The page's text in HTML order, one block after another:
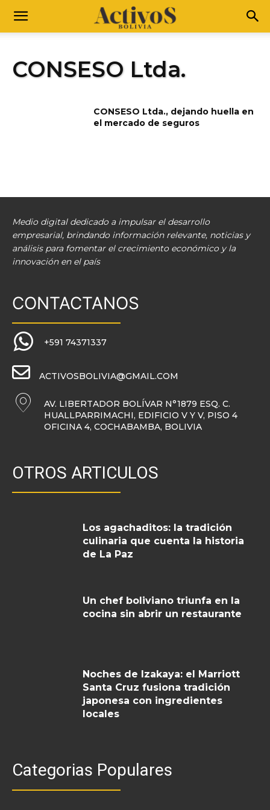
CONSESO Ltda.
CONSESO Ltda., dejando huella en
el mercado de seguros
Medio digital dedicado a impulsar el desarrollo
empresarial, brindando información relevante, noticias y
análisis para fomentar el crecimiento económico y la
innovación en el país
CONTACTANOS
+591 74371337
ACTIVOSBOLIVIA@GMAIL.COM
AV. LIBERTADOR BOLÍVAR N°1879 ESQ. C.
HUALLPARRIMACHI, EDIFICIO V Y V, PISO 4
OFICINA 4, COCHABAMBA, BOLIVIA
OTROS ARTICULOS
Los agachaditos: la tradición
culinaria que cuenta la historia
de La Paz
Un chef boliviano triunfa en la
cocina sin abrir un restaurante
Noches de Izakaya: el Marriott
Santa Cruz fusiona tradición
japonesa con ingredientes
locales
Categorias Populares